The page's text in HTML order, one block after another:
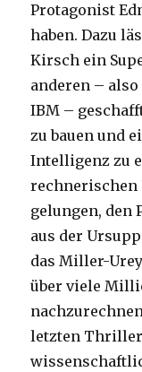
Protagonist
haben. Dazu
Kirsch ein
anderen –
IBM –
zu bauen und
Intelligenz zu
rechnerischen
gelungen, den
aus der
das Miller-
über viele
letzten